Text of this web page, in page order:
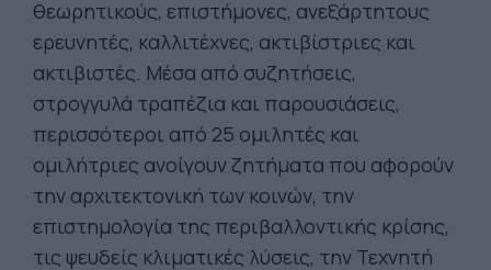
θεωρητικούς, επιστήμονες, ανεξάρτητους
ερευνητές, καλλιτέχνες, ακτιβίστριες και
ακτιβιστές. Μέσα από συζητήσεις,
στρογγυλά τραπέζια και παρουσιάσεις,
περισσότεροι από 25 ομιλητές και
ομιλήτριες ανοίγουν ζητήματα που αφορούν
την αρχιτεκτονική των κοινών, την
επιστημολογία της περιβαλλοντικής κρίσης,
τις ψευδείς κλιματικές λύσεις, την Τεχνητή